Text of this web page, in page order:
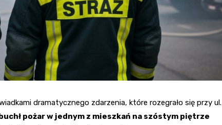
dramatycznego zdarzenia, które rozegrało się przy ul.
pożar w jednym z mieszkań na szóstym piętrze